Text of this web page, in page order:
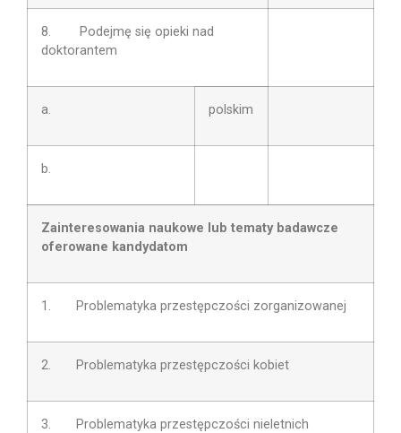
8. Podejmę się opieki nad
doktorantem
a. polskim
b.
Zainteresowania naukowe lub tematy badawcze
oferowane kandydatom
1. Problematyka przestępczości zorganizowanej
2. Problematyka przestępczości kobiet
3. Problematyka przestępczości nieletnich